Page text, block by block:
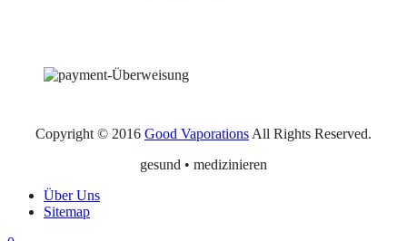
Copyright © 2016 Good Vaporations All Rights Reserved.
gesund • medizinieren
Über Uns
Sitemap